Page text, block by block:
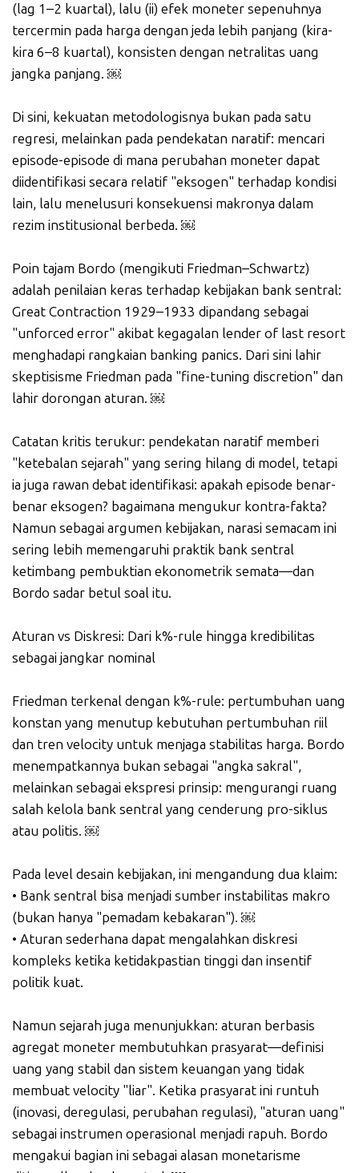
(lag 1–2 kuartal), lalu (ii) efek moneter sepenuhnya
tercermin pada harga dengan jeda lebih panjang (kira-
kira 6–8 kuartal), konsisten dengan netralitas uang
jangka panjang. ￼
Di sini, kekuatan metodologisnya bukan pada satu
regresi, melainkan pada pendekatan naratif: mencari
episode-episode di mana perubahan moneter dapat
diidentifikasi secara relatif "eksogen" terhadap kondisi
lain, lalu menelusuri konsekuensi makronya dalam
rezim institusional berbeda. ￼
Poin tajam Bordo (mengikuti Friedman–Schwartz)
adalah penilaian keras terhadap kebijakan bank sentral:
Great Contraction 1929–1933 dipandang sebagai
"unforced error" akibat kegagalan lender of last resort
menghadapi rangkaian banking panics. Dari sini lahir
skeptisisme Friedman pada "fine-tuning discretion" dan
lahir dorongan aturan. ￼
Catatan kritis terukur: pendekatan naratif memberi
"ketebalan sejarah" yang sering hilang di model, tetapi
ia juga rawan debat identifikasi: apakah episode benar-
benar eksogen? bagaimana mengukur kontra-fakta?
Namun sebagai argumen kebijakan, narasi semacam ini
sering lebih memengaruhi praktik bank sentral
ketimbang pembuktian ekonometrik semata—dan
Bordo sadar betul soal itu.
Aturan vs Diskresi: Dari k%-rule hingga kredibilitas
sebagai jangkar nominal
Friedman terkenal dengan k%-rule: pertumbuhan uang
konstan yang menutup kebutuhan pertumbuhan riil
dan tren velocity untuk menjaga stabilitas harga. Bordo
menempatkannya bukan sebagai "angka sakral",
melainkan sebagai ekspresi prinsip: mengurangi ruang
salah kelola bank sentral yang cenderung pro-siklus
atau politis. ￼
Pada level desain kebijakan, ini mengandung dua klaim:
• Bank sentral bisa menjadi sumber instabilitas makro
(bukan hanya "pemadam kebakaran"). ￼
• Aturan sederhana dapat mengalahkan diskresi
kompleks ketika ketidakpastian tinggi dan insentif
politik kuat.
Namun sejarah juga menunjukkan: aturan berbasis
agregat moneter membutuhkan prasyarat—definisi
uang yang stabil dan sistem keuangan yang tidak
membuat velocity "liar". Ketika prasyarat ini runtuh
(inovasi, deregulasi, perubahan regulasi), "aturan uang"
sebagai instrumen operasional menjadi rapuh. Bordo
mengakui bagian ini sebagai alasan monetarisme